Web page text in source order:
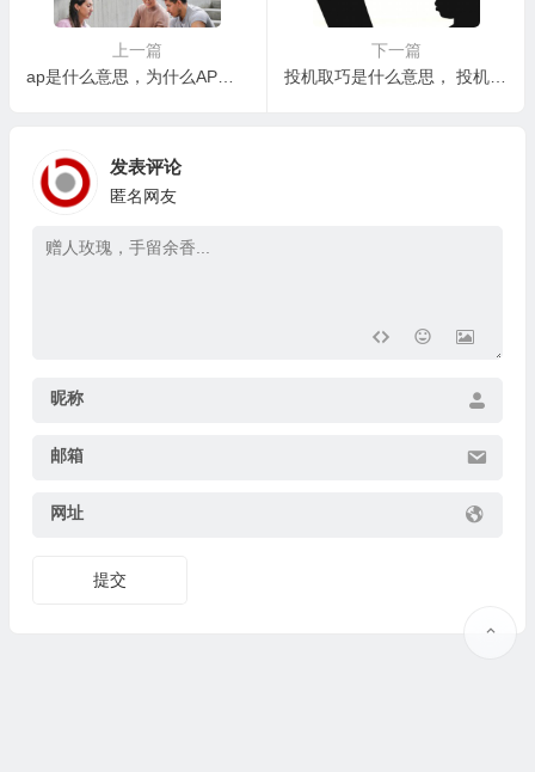
上一篇
ap是什么意思，为什么AP课程在美国如此重要？
下一篇
投机取巧是什么意思， 投机取巧真的能成功吗？
发表评论
匿名网友
昵称
邮箱
网址
提交